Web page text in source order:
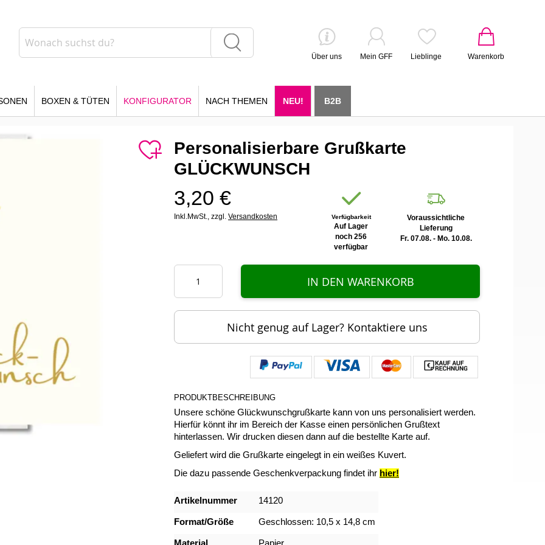
Warenkorb
Über uns Mein GFF Lieblinge
BOXEN & TÜTEN KONFIGURATOR NACH THEMEN NEU! B2B
Personalisierbare Grußkarte
GLÜCKWUNSCH
3,20 €
Inkl.MwSt., zzgl. Versandkosten Verfügbarkeit
Auf Lager
noch 256
verfügbar
Voraussichtliche
Lieferung
Fr. 07.08. - Mo. 10.08.
IN DEN WARENKORB
Nicht genug auf Lager? Kontaktiere uns
PRODUKTBESCHREIBUNG
Unsere schöne Glückwunschgrußkarte kann von uns personalisiert werden.
Hierfür könnt ihr im Bereich der Kasse einen persönlichen Grußtext
hinterlassen. Wir drucken diesen dann auf die bestellte Karte auf.
Geliefert wird die Grußkarte eingelegt in ein weißes Kuvert.
Die dazu passende Geschenkverpackung findet ihr hier!
Mehr
Artikelnummer 14120
Format/Größe Geschlossen: 10,5 x 14,8 cm